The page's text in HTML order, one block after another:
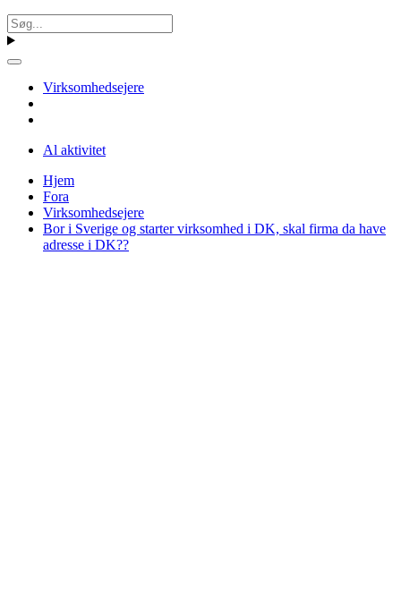
Virksomhedsejere
Al aktivitet
Hjem
Fora
Virksomhedsejere
Bor i Sverige og starter virksomhed i DK, skal firma da have
adresse i DK??